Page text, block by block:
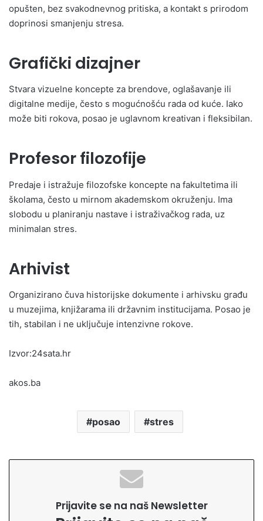
opušten, bez svakodnevnog pritiska, a kontakt s prirodom
doprinosi smanjenju stresa.
Grafički dizajner
Stvara vizuelne koncepte za brendove, oglašavanje ili
digitalne medije, često s mogućnošću rada od kuće. Iako
može biti rokova, posao je uglavnom kreativan i fleksibilan.
Profesor filozofije
Predaje i istražuje filozofske koncepte na fakultetima ili
školama, često u mirnom akademskom okruženju. Ima
slobodu u planiranju nastave i istraživačkog rada, uz
minimalan stres.
Arhivist
Organizirano čuva historijske dokumente i arhivsku građu
u muzejima, knjižarama ili državnim institucijama. Posao je
tih, stabilan i ne uključuje intenzivne rokove.
Izvor:24sata.hr
akos.ba
posao stres
Prijavite se na naš Newsletter